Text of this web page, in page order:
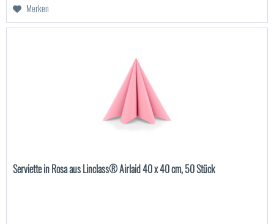
Merken
Serviette in Rosa aus Linclass® Airlaid 40 x 40 cm, 50 Stück